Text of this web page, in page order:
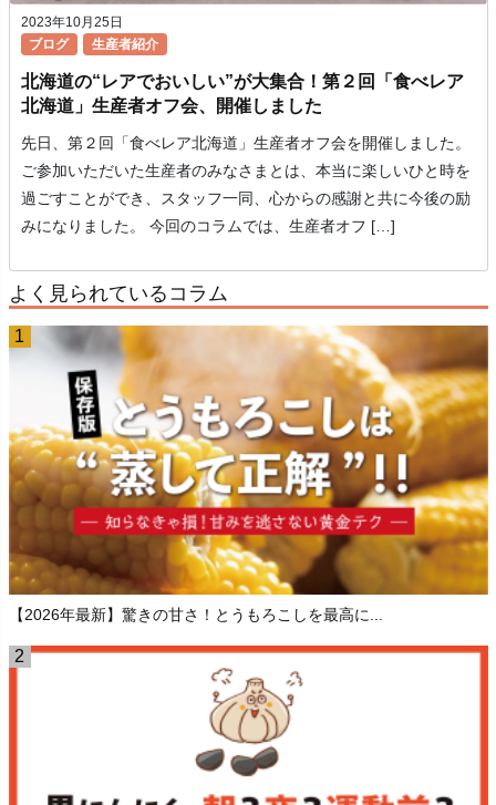
2023年10月25日
ブログ
生産者紹介
北海道の“レアでおいしい”が大集合！第２回「食べレア
北海道」生産者オフ会、開催しました
先日、第２回「食べレア北海道」生産者オフ会を開催しました。
ご参加いただいた生産者のみなさまとは、本当に楽しいひと時を
過ごすことができ、スタッフ一同、心からの感謝と共に今後の励
みになりました。 今回のコラムでは、生産者オフ […]
よく見られているコラム
【2026年最新】驚きの甘さ！とうもろこしを最高に...